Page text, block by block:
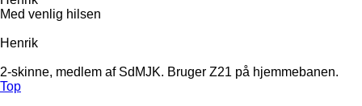
Med venlig hilsen
Henrik
2-skinne, medlem af SdMJK. Bruger Z21 på hjemmebanen.
Top